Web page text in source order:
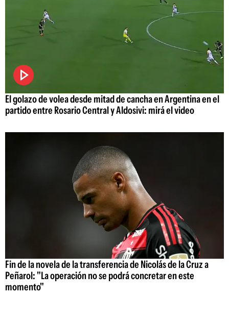
El golazo de volea desde mitad de cancha en Argentina en el
partido entre Rosario Central y Aldosivi: mirá el video
Fin de la novela de la transferencia de Nicolás de la Cruz a
Peñarol: "La operación no se podrá concretar en este
momento"